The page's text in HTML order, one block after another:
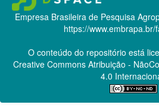
Empresa Brasileira de Pesquisa
https://www.embrapa.br/
O conteúdo do repositório está
Creative CommonsAtribuição -
4.0